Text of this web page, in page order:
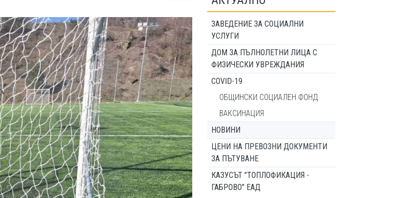
ЗАВЕДЕНИЕ ЗА СОЦИАЛНИ
УСЛУГИ
ДОМ ЗА ПЪЛНОЛЕТНИ ЛИЦА С
ФИЗИЧЕСКИ УВРЕЖДАНИЯ
COVID-19
ОБЩИНСКИ СОЦИАЛЕН ФОНД
ВАКСИНАЦИЯ
НОВИНИ
ЦЕНИ НА ПРЕВОЗНИ ДОКУМЕНТИ
ЗА ПЪТУВАНЕ
КАЗУСЪТ "ТОПЛОФИКАЦИЯ -
ГАБРОВО" ЕАД